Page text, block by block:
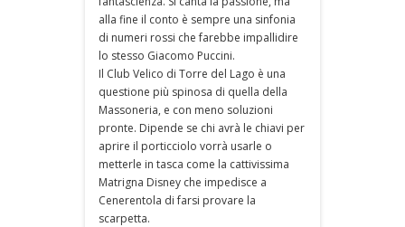
alla fine il conto è sempre una sinfonia
di numeri rossi che farebbe impallidire
lo stesso Giacomo Puccini.
Il Club Velico di Torre del Lago è una
questione più spinosa di quella della
Massoneria, e con meno soluzioni
pronte. Dipende se chi avrà le chiavi per
aprire il porticciolo vorrà usarle o
metterle in tasca come la cattivissima
Matrigna Disney che impedisce a
Cenerentola di farsi provare la
scarpetta.